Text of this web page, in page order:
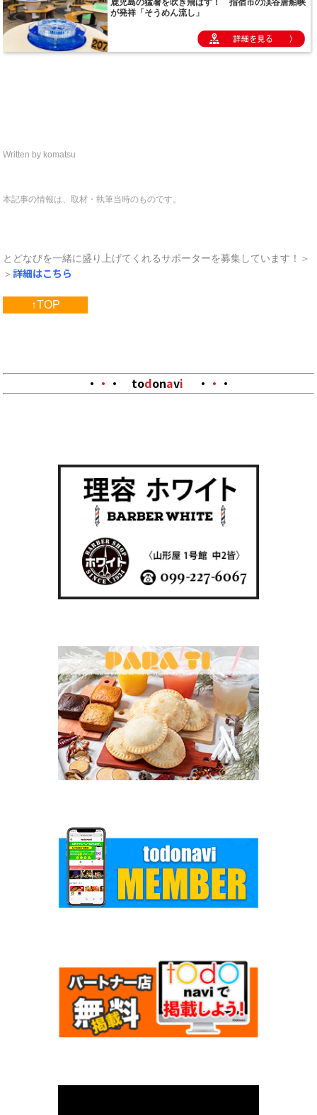
Written by komatsu
本記事の情報は、取材・執筆当時のものです。
とどなびを一緒に盛り上げてくれるサポーターを募集しています！＞
＞詳細はこちら
↑TOP
・ ・ ・ todonavi ・ ・ ・